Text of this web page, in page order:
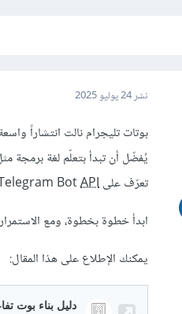
نشر24 يوليو 2025
بوتات تليجرام نالت انتشاراً
تعرّف على Telegram BotAPI
ابدأ خطوة بخطوة، ومع
يمكنك الإطلاع على هذا المقال: